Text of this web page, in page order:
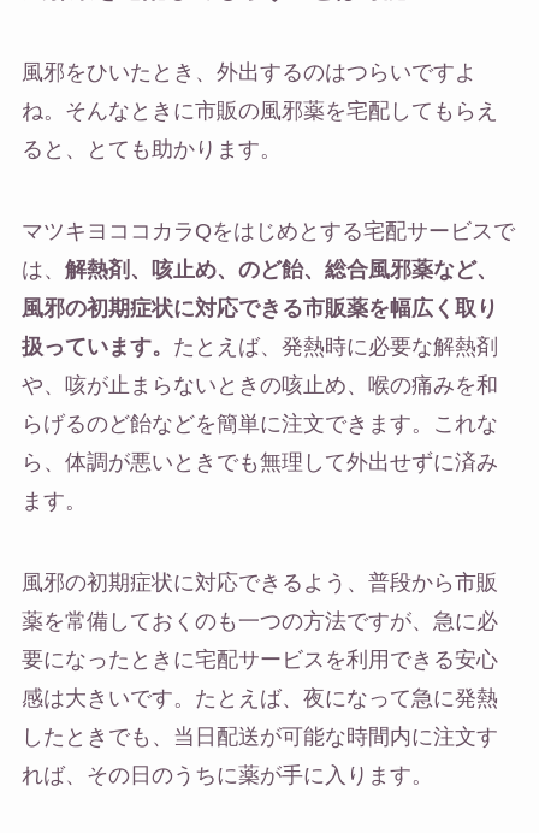
風邪をひいたとき、外出するのはつらいですよ
ね。そんなときに市販の風邪薬を宅配してもらえ
ると、とても助かります。
マツキヨココカラQをはじめとする宅配サービスで
は、 解熱剤、咳止め、のど飴、総合風邪薬など、
風邪の初期症状に対応できる市販薬を幅広く取り
扱っています。 たとえば、発熱時に必要な解熱剤
や、咳が止まらないときの咳止め、喉の痛みを和
らげるのど飴などを簡単に注文できます。これな
ら、体調が悪いときでも無理して外出せずに済み
ます。
風邪の初期症状に対応できるよう、普段から市販
薬を常備しておくのも一つの方法ですが、急に必
要になったときに宅配サービスを利用できる安心
感は大きいです。たとえば、夜になって急に発熱
したときでも、当日配送が可能な時間内に注文す
れば、その日のうちに薬が手に入ります。